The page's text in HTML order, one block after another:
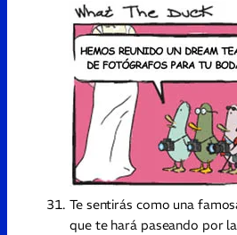
Te sentirás como una
que te hará paseando por